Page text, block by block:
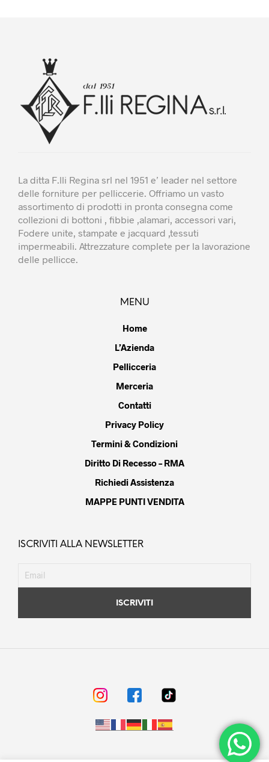
La ditta F.lli Regina srl nel 1951 e’ leader nel settore
delle forniture per pelliccerie. Offriamo un vasto
assortimento di prodotti in pronta consegna come
collezioni di bottoni , fibbie ,alamari, accessori vari,
Fodere unite, stampate e jacquard ,tessuti
impermeabili. Attrezzature complete per la lavorazione
delle pellicce.
MENU
Home
L’Azienda
Pellicceria
Merceria
Contatti
Privacy Policy
Termini & Condizioni
Diritto Di Recesso – RMA
Richiedi Assistenza
MAPPE PUNTI VENDITA
ISCRIVITI ALLA NEWSLETTER